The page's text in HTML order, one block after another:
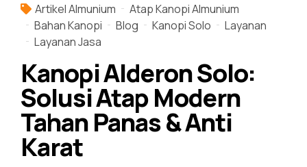
Artikel Almunium
Atap Kanopi Almunium
Bahan Kanopi
Blog Kanopi Solo
Layanan
Layanan Jasa
Kanopi Alderon Solo:
Solusi Atap Modern
Tahan Panas & Anti
Karat